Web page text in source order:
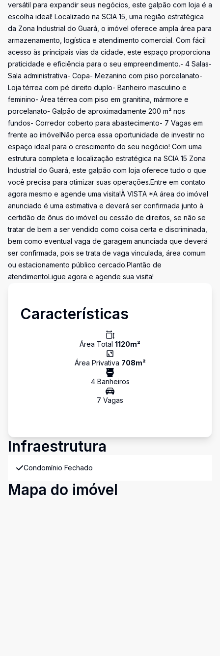
versátil para expandir seus negócios, este galpão com loja é a
escolha ideal! Localizado na SCIA 15, uma região estratégica
da Zona Industrial do Guará, o imóvel oferece ampla área para
armazenamento, logística e atendimento comercial. Com fácil
acesso às principais vias da cidade, este espaço proporciona
praticidade e eficiência para o seu empreendimento.- 4 Salas-
Sala administrativa- Copa- Mezanino com piso porcelanato-
Loja térrea com pé direito duplo- Banheiro masculino e
feminino- Área térrea com piso em granitina, mármore e
porcelanato- Galpão de aproximadamente 200 m² nos
fundos- Corredor coberto para abastecimento- 7 Vagas em
frente ao imóvelNão perca essa oportunidade de investir no
espaço ideal para o crescimento do seu negócio! Com uma
estrutura completa e localização estratégica na SCIA 15 Zona
Industrial do Guará, este galpão com loja oferece tudo o que
você precisa para otimizar suas operações.Entre em contato
agora mesmo e agende uma visita!À VISTA *A área do imóvel
anunciado é uma estimativa e deverá ser confirmada junto à
certidão de ônus do imóvel ou cessão de direitos, se não se
tratar de bem a ser vendido como coisa certa e discriminada,
bem como eventual vaga de garagem anunciada que deverá
ser confirmada, pois se trata de vaga vinculada, área comum
ou estacionamento público cercado.Plantão de
atendimentoLigue agora e agende sua visita!
Características
Área Total 1120m²
Área Privativa 708m²
4Banheiros
7 Vagas
Infraestrutura
Condomínio Fechado
Mapa do imóvel